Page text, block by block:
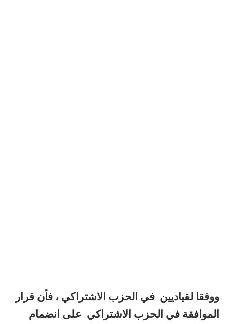
ووفقا لقياديين في الحزب الاشتراكي ، فأن قرار
الموافقة في الحزب الاشتراكي على انضمام